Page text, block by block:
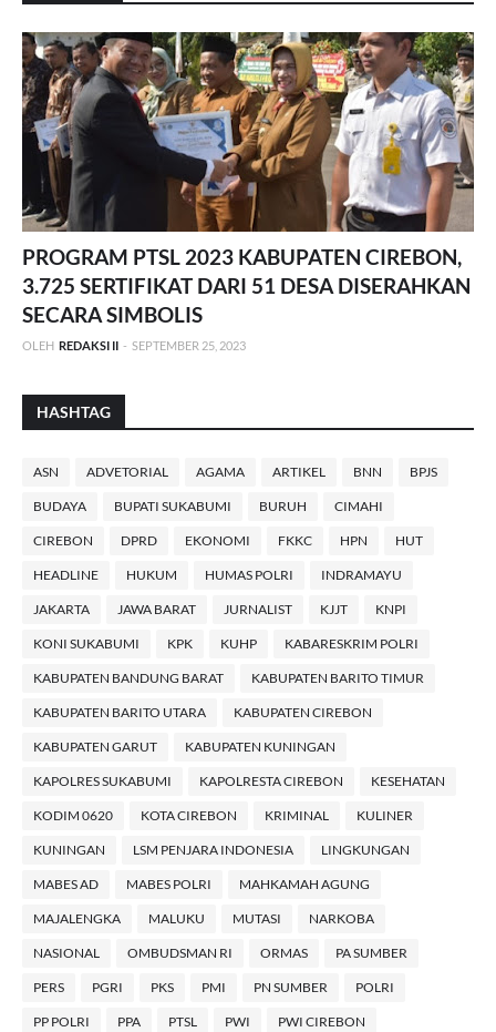
PROGRAM PTSL 2023 KABUPATEN CIREBON,
3.725 SERTIFIKAT DARI 51 DESA DISERAHKAN
SECARA SIMBOLIS
OLEH REDAKSI II - SEPTEMBER 25, 2023
HASHTAG
ASN ADVETORIAL AGAMA ARTIKEL BNN BPJS
BUDAYA BUPATI SUKABUMI BURUH CIMAHI
CIREBON DPRD EKONOMI FKKC HPN HUT
HEADLINE HUKUM HUMAS POLRI INDRAMAYU
JAKARTA JAWA BARAT JURNALIST KJJT KNPI
KONI SUKABUMI KPK KUHP KABARESKRIM POLRI
KABUPATEN BANDUNG BARAT KABUPATEN BARITO TIMUR
KABUPATEN BARITO UTARA KABUPATEN CIREBON
KABUPATEN GARUT KABUPATEN KUNINGAN
KAPOLRES SUKABUMI KAPOLRESTA CIREBON KESEHATAN
KODIM 0620 KOTA CIREBON KRIMINAL KULINER
KUNINGAN LSM PENJARA INDONESIA LINGKUNGAN
MABES AD MABES POLRI MAHKAMAH AGUNG
MAJALENGKA MALUKU MUTASI NARKOBA
NASIONAL OMBUDSMAN RI ORMAS PA SUMBER
PERS PGRI PKS PMI PN SUMBER POLRI
PP POLRI PPA PTSL PWI PWI CIREBON